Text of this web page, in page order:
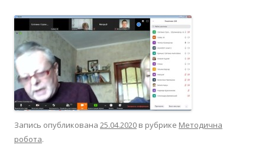
Запись опубликована 25.04.2020 в рубрике Методична
робота.